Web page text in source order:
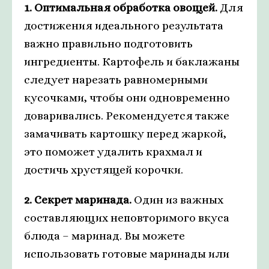
1. Оптимальная обработка овощей. Для
достижения идеального результата
важно правильно подготовить
ингредиенты. Картофель и баклажаны
следует нарезать равномерными
кусочками, чтобы они одновременно
доваривались. Рекомендуется также
замачивать картошку перед жаркой,
это поможет удалить крахмал и
достичь хрустящей корочки.
2. Секрет маринада. Один из важных
составляющих неповторимого вкуса
блюда – маринад. Вы можете
использовать готовые маринады или